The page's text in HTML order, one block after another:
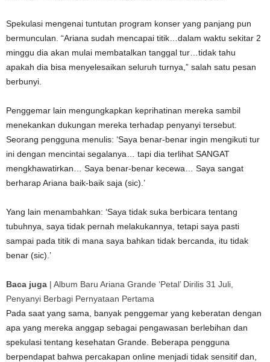
Spekulasi mengenai tuntutan program konser yang panjang pun
bermunculan. “Ariana sudah mencapai titik…dalam waktu sekitar 2
minggu dia akan mulai membatalkan tanggal tur…tidak tahu
apakah dia bisa menyelesaikan seluruh turnya,” salah satu pesan
berbunyi.
Penggemar lain mengungkapkan keprihatinan mereka sambil
menekankan dukungan mereka terhadap penyanyi tersebut.
Seorang pengguna menulis: ‘Saya benar-benar ingin mengikuti tur
ini dengan mencintai segalanya… tapi dia terlihat SANGAT
mengkhawatirkan… Saya benar-benar kecewa… Saya sangat
berharap Ariana baik-baik saja (sic).’
Yang lain menambahkan: ‘Saya tidak suka berbicara tentang
tubuhnya, saya tidak pernah melakukannya, tetapi saya pasti
sampai pada titik di mana saya bahkan tidak bercanda, itu tidak
benar (sic).’
Baca juga | Album Baru Ariana Grande ‘Petal’ Dirilis 31 Juli,
Penyanyi Berbagi Pernyataan Pertama
Pada saat yang sama, banyak penggemar yang keberatan dengan
apa yang mereka anggap sebagai pengawasan berlebihan dan
spekulasi tentang kesehatan Grande. Beberapa pengguna
berpendapat bahwa percakapan online menjadi tidak sensitif dan,